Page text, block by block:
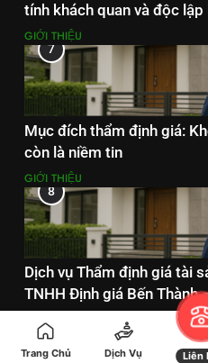
tính khách quan và độc
GIỚI THIỆU
7
Mục đích thẩm định giá:
còn là niềm tin
GIỚI THIỆU
8
Dịch vụ Thẩm định giá tài
TNHH Định giá Bến Thành
DỊCH VỤ THẨM ĐỊNH GIÁ
Trang Chủ Dịch Vụ Liên